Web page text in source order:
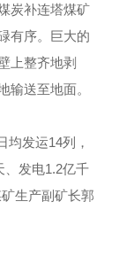
炭补连塔煤矿
有序。巨大的
上整齐地剥
输送至地面。
均发运14列，
、发电1.2亿千
生产副矿长郭